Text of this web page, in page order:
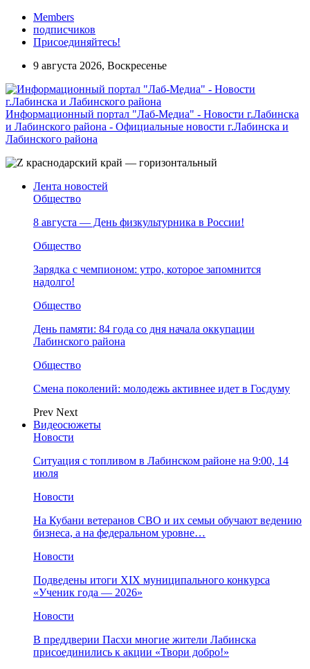
Members
подписчиков
Присоединяйтесь!
9 августа 2026, Воскресенье
Информационный портал "Лаб-Медиа" - Новости г.Лабинска
и Лабинского района - Официальные новости г.Лабинска и
Лабинского района
Лента новостей
Общество
8 августа — День физкультурника в России!
Общество
Зарядка с чемпионом: утро, которое запомнится
надолго!
Общество
День памяти: 84 года со дня начала оккупации
Лабинского района
Общество
Смена поколений: молодежь активнее идет в Госдуму
Prev Next
Видеосюжеты
Новости
Ситуация с топливом в Лабинском районе на 9:00, 14
июля
Новости
На Кубани ветеранов СВО и их семьи обучают ведению
бизнеса, а на федеральном уровне…
Новости
Подведены итоги XIX муниципального конкурса
«Ученик года — 2026»
Новости
В преддверии Пасхи многие жители Лабинска
присоединились к акции «Твори добро!»